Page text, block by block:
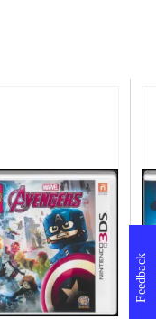
Feedback